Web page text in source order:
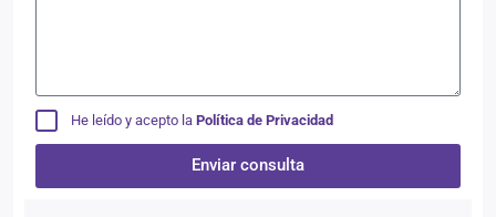
He leído y acepto la Política de Privacidad
Enviar consulta